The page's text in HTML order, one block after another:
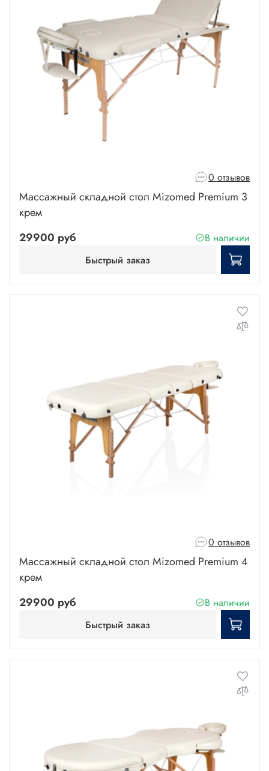
0 отзывов
Массажный складной стол Mizomed Premium 3
крем
29900 руб
В наличии
Быстрый заказ
0 отзывов
Массажный складной стол Mizomed Premium 4
крем
29900 руб
В наличии
Быстрый заказ